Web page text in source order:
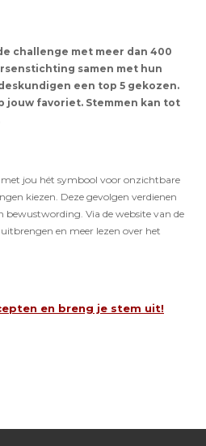
challenge met meer dan 400
samen met hun
een top 5 gekozen.
jouw favoriet. Stemmen kan tot
jou hét symbool voor onzichtbare
kiezen. Deze gevolgen verdienen
bewustwording. Via de website van de
en meer lezen over het
en breng je stem uit!